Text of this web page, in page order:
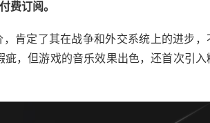
费订阅。
肯定了其在战争和外交系统上的进步，
，但游戏的音乐效果出色，还首次引入